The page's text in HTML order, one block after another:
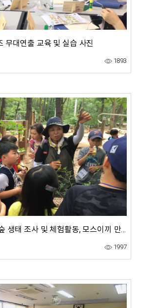
무대연출 교육 및 실습 사진
1893
환경부 야호 숲 생태 조사 및 체험활동, 모스이끼 만들기 활동 사진
1997